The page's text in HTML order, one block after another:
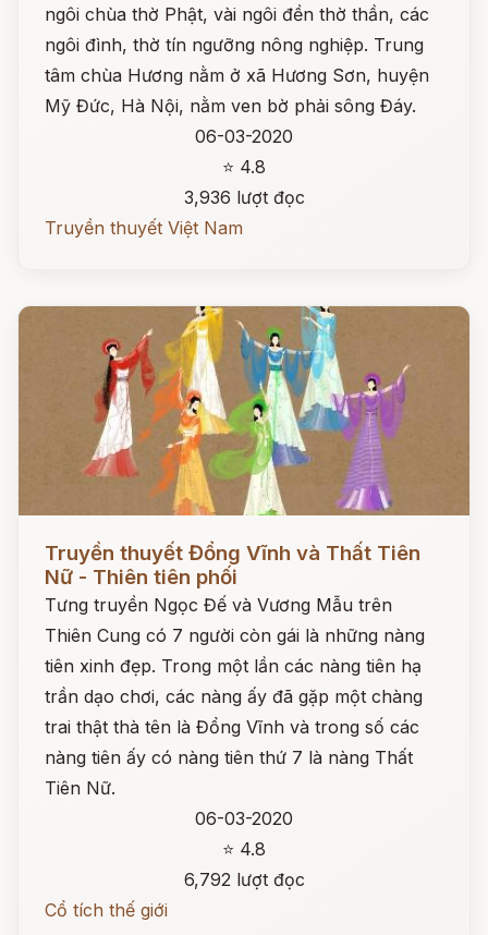
ngôi chùa thờ Phật, vài ngôi đền thờ thần, các
ngôi đình, thờ tín ngưỡng nông nghiệp. Trung
tâm chùa Hương nằm ở xã Hương Sơn, huyện
Mỹ Đức, Hà Nội, nằm ven bờ phải sông Đáy.
06-03-2020
⭐ 4.8
3,936 lượt đọc
Truyền thuyết Việt Nam
Đọc ngay
Truyền thuyết Đổng Vĩnh và Thất Tiên
Nữ - Thiên tiên phối
Tưng truyền Ngọc Đế và Vương Mẫu trên
Thiên Cung có 7 người còn gái là những nàng
tiên xinh đẹp. Trong một lần các nàng tiên hạ
trần dạo chơi, các nàng ấy đã gặp một chàng
trai thật thà tên là Đổng Vĩnh và trong số các
nàng tiên ấy có nàng tiên thứ 7 là nàng Thất
Tiên Nữ.
06-03-2020
⭐ 4.8
6,792 lượt đọc
Cổ tích thế giới